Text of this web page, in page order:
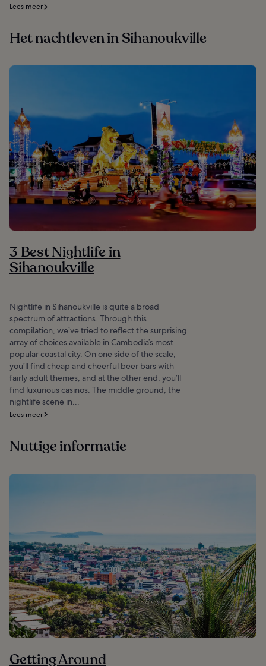
Lees meer
Het nachtleven in Sihanoukville
3 Best Nightlife in
Sihanoukville
Nightlife in Sihanoukville is quite a broad
spectrum of attractions. Through this
compilation, we’ve tried to reflect the surprising
array of choices available in Cambodia’s most
popular coastal city. On one side of the scale,
you’ll find cheap and cheerful beer bars with
fairly adult themes, and at the other end, you’ll
find luxurious casinos. The middle ground, the
nightlife scene in...
Lees meer
Nuttige informatie
Getting Around